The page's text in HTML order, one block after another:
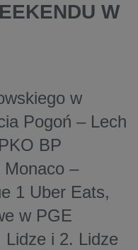
W
w
Pogoń – Lech
BP
Monaco –
1 Uber Eats,
w PGE
Lidze i 2. Lidze